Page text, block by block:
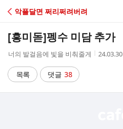
C
A
악플달면 쩌리쩌려버려
[흥미돋]펭수 미담 추가
작
자
너의 발걸음에 빛을 비춰줄게
작
24.03.30
목록 댓글 38